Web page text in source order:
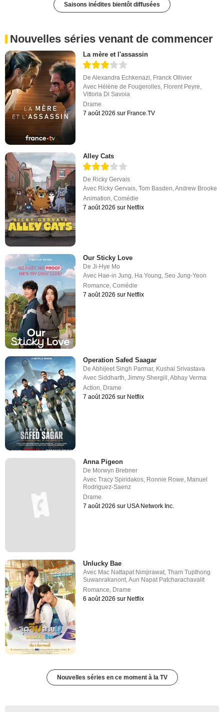
Saisons inédites bientôt diffusées
Nouvelles séries venant de commencer
La mère et l'assassin
DeAlexandra Echkenazi, Franck Ollivier
Avec Hélène de Fougerolles, Florent Peyre,
Vittoria Di Savoia
Drame
7 août 2026 sur France.TV
Alley Cats
De Ricky Gervais
Avec Ricky Gervais,Tom Basden,Andrew Brooke
Animation,Comédie
7 août 2026 sur Netflix
Our Sticky Love
DeJi-Hye Mo
Avec Hae-in Jung, Ha Young,Seo Jung-Yeon
Romance,Comédie
7 août 2026 sur Netflix
Operation Safed Saagar
DeAbhijeet Singh Parmar, Kushal Srivastava
AvecSiddharth ,Jimmy Shergill ,Abhay Verma
Action Drame
7 août 2026 sur Netflix
Anna Pigeon
De Morwyn Brebner
AvecTracy Spiridakos, Ronnie Rowe, Manuel
Rodriguez-Saenz
Drame
7 août 2026 sur USA Network Inc.
Unlucky Bae
Avec Mac Nattapat Nimjirawat,Tham Tupthong
Suwanrakanont,Aun Napat Patcharachavalit
Romance, Drame
6 août 2026 sur Netflix
Nouvelles séries en ce moment à la TV